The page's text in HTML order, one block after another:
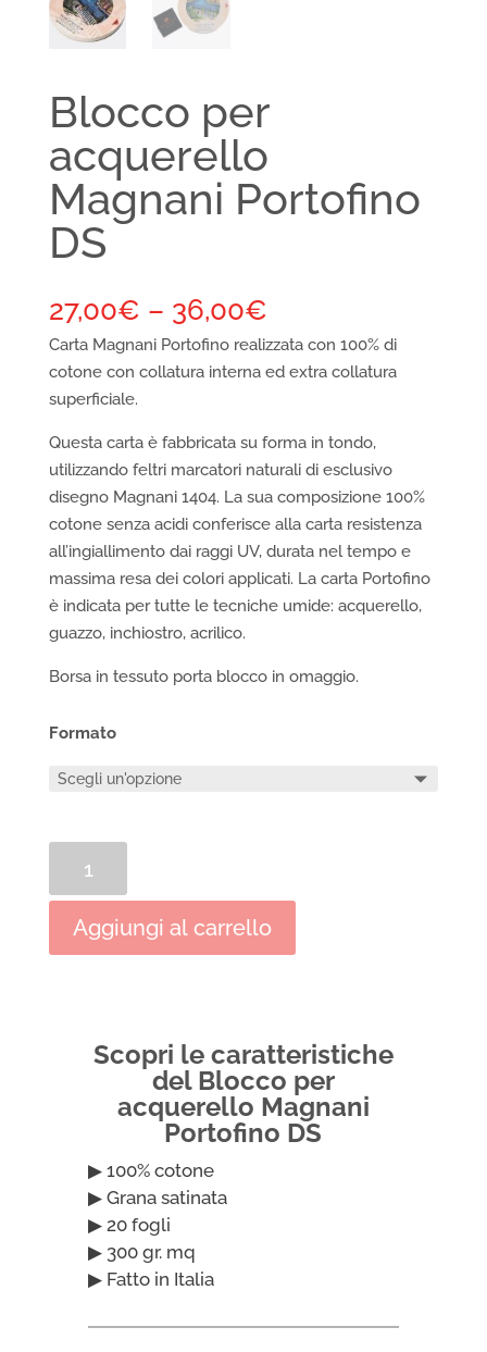
Blocco per
acquerello
Magnani Portofino
DS
27,00€ – 36,00€
Carta Magnani Portofino realizzata con 100% di
cotone con collatura interna ed extra collatura
superficiale.
Questa carta è fabbricata su forma in tondo,
utilizzando feltri marcatori naturali di esclusivo
disegno Magnani 1404. La sua composizione 100%
cotone senza acidi conferisce alla carta resistenza
all’ingiallimento dai raggi UV, durata nel tempo e
massima resa dei colori applicati. La carta Portofino
è indicata per tutte le tecniche umide: acquerello,
guazzo, inchiostro, acrilico.
Borsa in tessuto porta blocco in omaggio.
Formato
acquerello
Magnani
Aggiungi al carrello
Scopri le caratteristiche
del Blocco per
acquerello Magnani
Portofino DS
▶ 100% cotone
▶ Grana satinata
▶ 20 fogli
▶ 300 gr. mq
▶ Fatto in Italia